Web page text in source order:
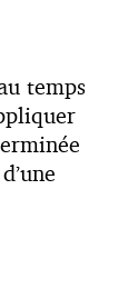
temps